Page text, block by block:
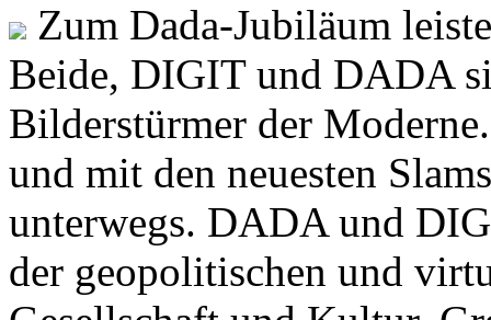
Zum Dada-Jubiläum
Beide, DIGIT und DADA
Bilderstürmer der
und mit den neuesten
unterwegs. DADA und
der geopolitischen und